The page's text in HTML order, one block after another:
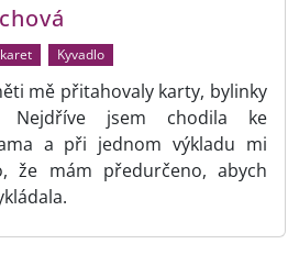
Kyvadlo
mě přitahovaly karty, bylinky
Nejdříve jsem chodila ke
a při jednom výkladu mi
že mám předurčeno, abych